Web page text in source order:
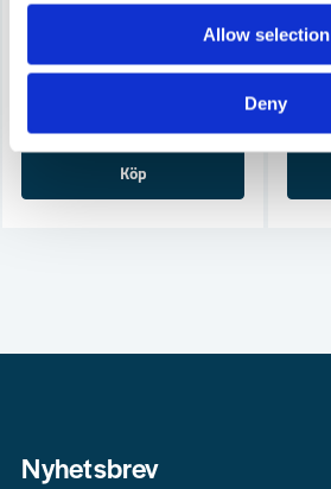
Allow selection
Deny
COBOLT
Cobolt Mallfräs hålkäl D=16 L=12
Finns i Webblager
Köp
1
3-7
Nyhetsbrev